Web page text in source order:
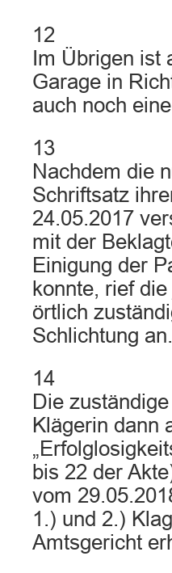
12
Im Übrigen ist
Garage in
auch noch
13
Nachdem die
Schriftsatz
24.05.2017
mit der
Einigung der
konnte, rief
örtlich
Schlichtung an.
14
Die
Klägerin dann
bis 22 der
vom
1.) und 2.)
Amtsgericht